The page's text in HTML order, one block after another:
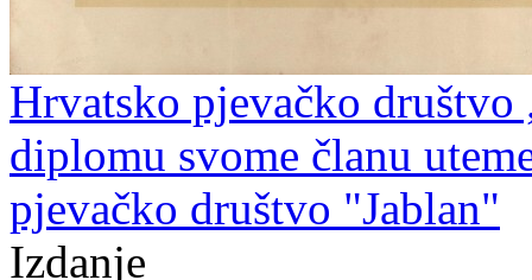
Hrvatsko pjevačko društvo
diplomu svome članu
pjevačko društvo "Jablan"
Izdanje